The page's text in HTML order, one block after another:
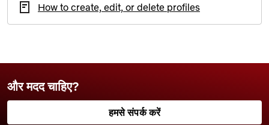
How to create, edit, or delete profiles
और मदद चाहिए?
हमसे संपर्क करें